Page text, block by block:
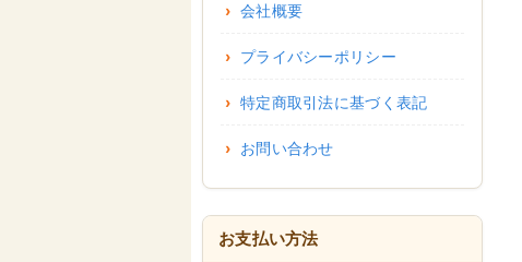
会社概要
プライバシーポリシー
特定商取引法に基づく表記
お問い合わせ
お支払い方法